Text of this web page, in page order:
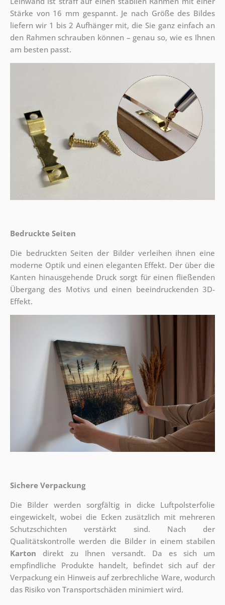
Stärke von 16 mm gespannt. Je nach Größe des Bildes
liefern wir 1 bis 2 Aufhänger mit, die Sie ganz einfach an
den Rahmen schrauben können – genau so, wie es Ihnen
am besten passt.
Bedruckte Seiten
Die bedruckten Seiten der Bilder verleihen ihnen eine
moderne Optik und einen eleganten Effekt. Der über die
Kanten hinausgehende Druck sorgt für einen fließenden
Übergang des Motivs und einen beeindruckenden 3D-
Effekt.
Sichere Verpackung
Die Bilder werden sorgfältig in dicke Luftpolsterfolie
eingewickelt, wobei die Ecken zusätzlich mit mehreren
Schutzschichten verstärkt sind. Nach der
Qualitätskontrolle werden die Bilder in einem stabilen
Karton direkt zu Ihnen versandt. Da es sich um
empfindliche Produkte handelt, befindet sich auf der
Verpackung ein Hinweis auf zerbrechliche Ware, wodurch
das Risiko von Transportschäden minimiert wird.